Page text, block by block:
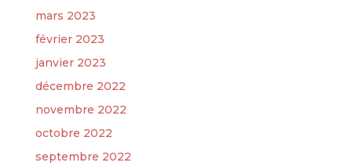
mars 2023
février 2023
janvier 2023
décembre 2022
novembre 2022
octobre 2022
septembre 2022